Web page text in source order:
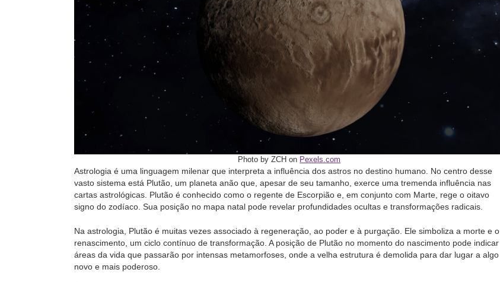
Photo by ZCH on Pexels.com
Astrologia é uma linguagem milenar que interpreta a influência dos astros no destino humano. No centro desse
vasto sistema está Plutão, um planeta anão que, apesar de seu tamanho, exerce uma tremenda influência nas
cartas astrológicas. Plutão é conhecido como o regente de Escorpião e, em conjunto com Marte, rege o oitavo
signo do zodíaco. Sua posição no mapa natal pode revelar profundidades ocultas e transformações radicais.
Na astrologia, Plutão é muitas vezes associado à regeneração, ao poder e à purgação. Ele simboliza a morte e o
renascimento, um ciclo contínuo de transformação. A posição de Plutão no momento do nascimento pode indicar
áreas da vida que passarão por intensas metamorfoses, onde a velha estrutura é demolida para dar lugar a algo
novo e mais poderoso.